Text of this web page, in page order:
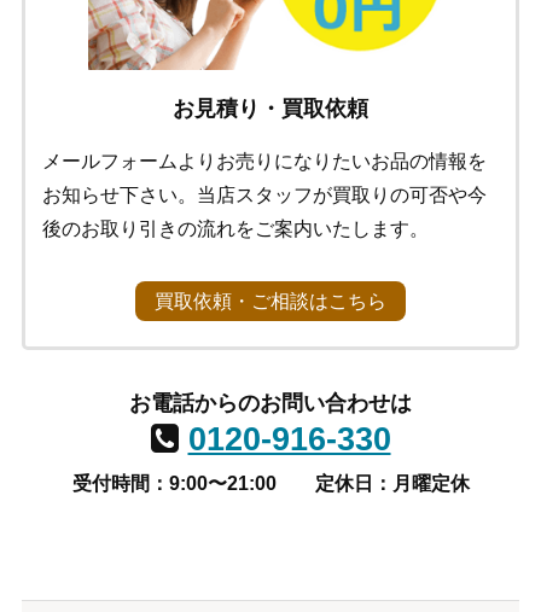
お見積り・買取依頼
メールフォームよりお売りになりたいお品の情報を
お知らせ下さい。当店スタッフが買取りの可否や今
後のお取り引きの流れをご案内いたします。
買取依頼・ご相談はこちら
お電話からのお問い合わせは
0120-916-330
受付時間：9:00〜21:00 定休日：月曜定休